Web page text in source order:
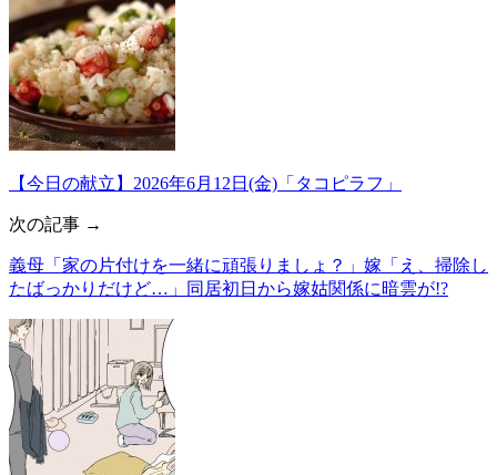
【今日の献立】2026年6月12日(金)「タコピラフ」
次の記事 →
義母「家の片付けを一緒に頑張りましょ？」嫁「え、掃除し
たばっかりだけど…」同居初日から嫁姑関係に暗雲が!?